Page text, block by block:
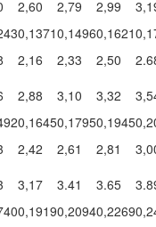
2,60 2,79 2,99
0,13710,14960,1621
2,16 2,33 2,50
2,88 3,10 3,32
0,16450,17950,1945
2,42 2,61 2,81
3,17 3.41 3.65
0,19190,20940,2269